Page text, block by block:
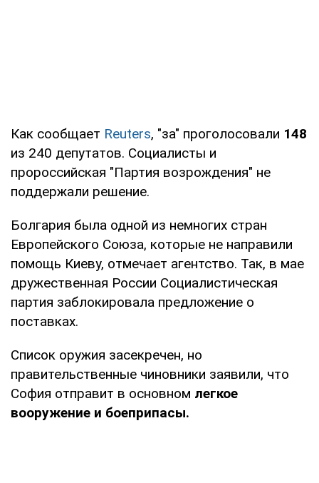
Как сообщает Reuters, "за" проголосовали 148
из 240 депутатов. Социалисты и
пророссийская "Партия возрождения" не
поддержали решение.
Болгария была одной из немногих стран
Европейского Союза, которые не направили
помощь Киеву, отмечает агентство. Так, в мае
дружественная России Социалистическая
партия заблокировала предложение о
поставках.
Список оружия засекречен, но
правительственные чиновники заявили, что
София отправит в основном легкое
вооружение и боеприпасы.